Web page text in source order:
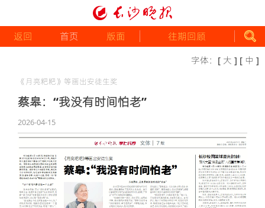
返回 首页 版面 往期回顾
字体： [ 大 ] [ 中 ]
《月亮粑粑》等画出安徒生奖
蔡皋：“我没有时间怕老”
2026-04-15